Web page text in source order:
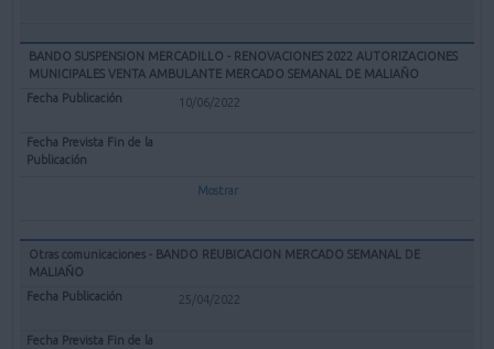
BANDO SUSPENSION MERCADILLO - RENOVACIONES 2022 AUTORIZACIONES
MUNICIPALES VENTA AMBULANTE MERCADO SEMANAL DE MALIAÑO
10/06/2022
Mostrar
Otras comunicaciones - BANDO REUBICACION MERCADO SEMANAL DE
MALIAÑO
25/04/2022